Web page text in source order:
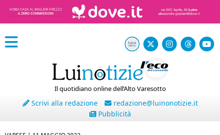
Il quotidiano online dell’Alto Varesotto
Scrivi alla redazione
redazione@luinonotizie.it
Pubblicità